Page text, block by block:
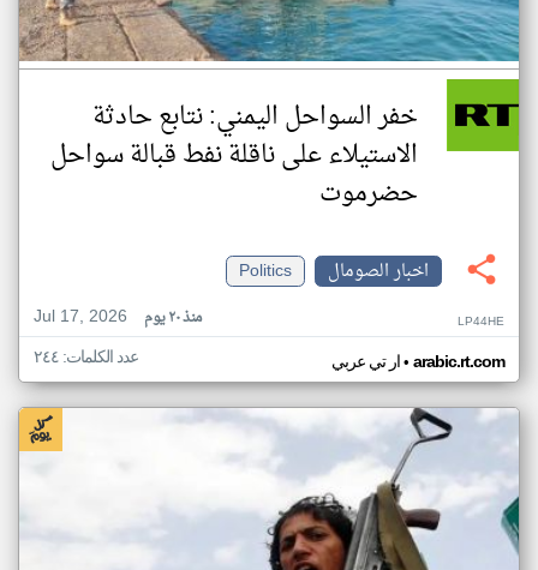
خفر السواحل اليمني: نتابع حادثة
الاستيلاء على ناقلة نفط قبالة سواحل
حضرموت
اخبار الصومال
Politics
Jul 17, 2026
منذ ٢٠ يوم LP44HE
ار تي عربي• arabic.rt.com عدد الكلمات: ٢٤٤